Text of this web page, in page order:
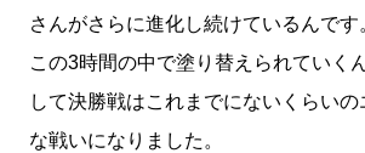
さんがさらに進化し続けているんで
この3時間の中で塗り替えられてい
して決勝戦はこれまでにないくらい
な戦いになりました。